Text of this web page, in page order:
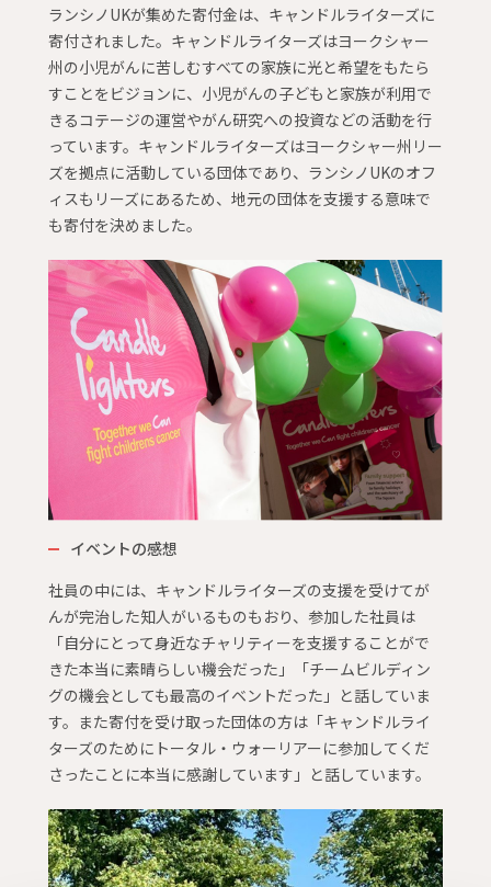
ランシノUKが集めた寄付金は、キャンドルライターズに
寄付されました。キャンドルライターズはヨークシャー
州の小児がんに苦しむすべての家族に光と希望をもたら
すことをビジョンに、小児がんの子どもと家族が利用で
きるコテージの運営やがん研究への投資などの活動を行
っています。キャンドルライターズはヨークシャー州リー
ズを拠点に活動している団体であり、ランシノUKのオフ
ィスもリーズにあるため、地元の団体を支援する意味で
も寄付を決めました。
イベントの感想
社員の中には、キャンドルライターズの支援を受けてが
んが完治した知人がいるものもおり、参加した社員は
「自分にとって身近なチャリティーを支援することがで
きた本当に素晴らしい機会だった」「チームビルディン
グの機会としても最高のイベントだった」と話していま
す。また寄付を受け取った団体の方は「キャンドルライ
ターズのためにトータル・ウォーリアーに参加してくだ
さったことに本当に感謝しています」と話しています。